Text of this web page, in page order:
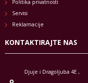
Politika privatnosti
Servisi
Reklamacije
KONTAKTIRAJTE NAS
Djuje i Dragoljuba 4E ,